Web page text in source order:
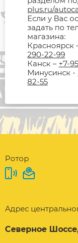
plus.ru/
Если у Вас
задать по
магазина:
Красноярск
290-22-99
Канск – +7-
Минусинск -
82-55
Ротор
Адрес
Северное